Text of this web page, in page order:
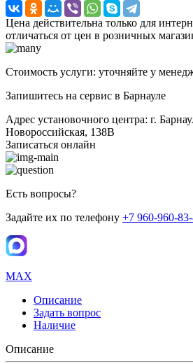
Цена действительна только для
отличаться от цен в розничных
Стоимость услуги: уточняйте у
Запишитесь на сервис в Барнауле
Адрес установочного центра: г.
Новороссийская, 138В
Записаться онлайн
Есть вопросы?
Задайте их по телефону +7 960-960-
MAX
Описание
Задать вопрос
Наличие
Описание